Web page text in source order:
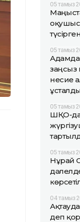
05 тамыз
05 тамыз
заңсыз
несие
05 тамыз
ШҚО-да
05 тамыз
Нұрай
04 тамыз
деп